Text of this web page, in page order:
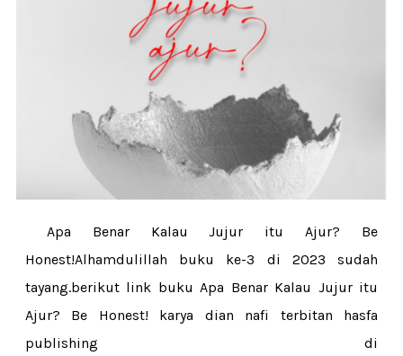
Apa Benar Kalau Jujur itu Ajur? Be
Honest!Alhamdulillah buku ke-3 di 2023 sudah
tayang.berikut link buku Apa Benar Kalau Jujur itu
Ajur? Be Honest! karya dian nafi terbitan hasfa
publishing di